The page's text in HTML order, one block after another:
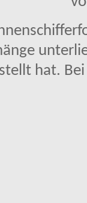
hat.